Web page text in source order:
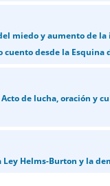
miedo y aumento de
desde la Esquina
de lucha, oración y
Helms-Burton y la